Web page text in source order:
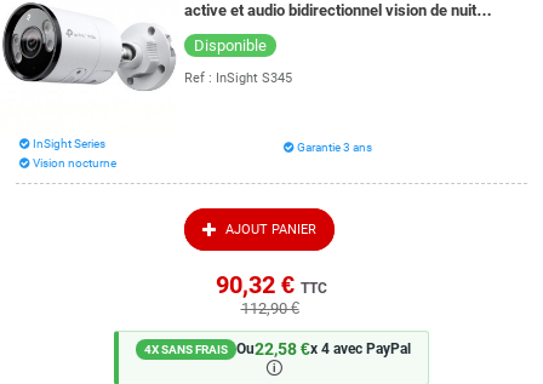
active et audio bidirectionnel vision de nuit
couleur 30 mètres
Disponible
Ref : InSight S345
InSight Series
Vision nocturne
Garantie 3 ans
AJOUT PANIER
90,32 € TTC
112,90 €
4X SANS FRAIS Ou22,58 €x 4 avec PayPal
🛈